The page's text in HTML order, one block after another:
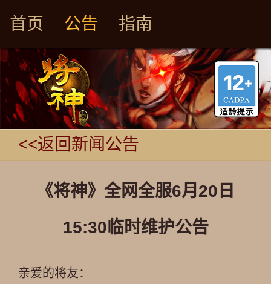
首页 公告 指南
<<返回新闻公告
《将神》全网全服6月20日
15:30临时维护公告
亲爱的将友：